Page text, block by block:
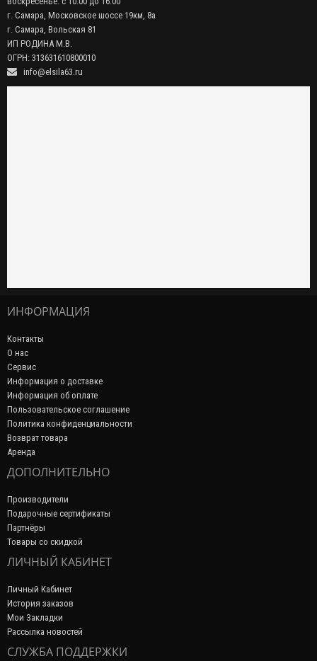
г. Самара, Московское шоссе 19км, 8а
г. Самара, Вольская 81
ИП РОДИНА М.В.
ОГРН: 313631610800010
info@elsila63.ru
ИНФОРМАЦИЯ
Контакты
О нас
Сервис
Информация о доставке
Информация об оплате
Пользовательское соглашение
Политика конфиденциальности
Возврат товара
Аренда
ДОПОЛНИТЕЛЬНО
Производители
Подарочные сертификаты
Партнёры
Товары со скидкой
ЛИЧНЫЙ КАБИНЕТ
Личный Кабинет
История заказов
Мои Закладки
Рассылка новостей
СЛУЖБА ПОДДЕРЖКИ